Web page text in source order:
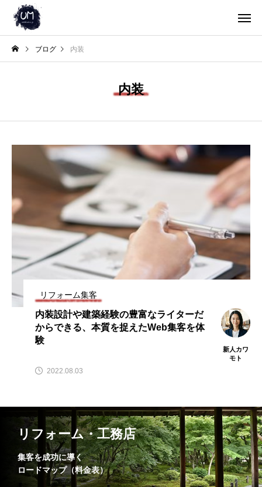
ブログ 内装
内装
リフォーム集客
内装設計や建築経験の豊富なライターだ
からできる、本質を捉えたWeb集客を体
験
新人カワ
モト
2022.08.03
リフォーム・工務店
集客を成功に導く
ロードマップ（料金表）